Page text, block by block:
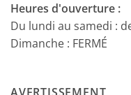
Heures d'ouverture :
Du lundi au samedi :
Dimanche : FERMÉ